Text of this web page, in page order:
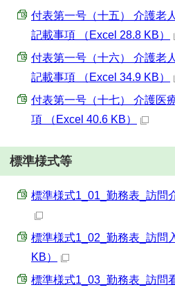
付表第一号（十五） 介護老
記載事項 （Excel 28.8 KB）
付表第一号（十六） 介護老
記載事項 （Excel 34.9 KB）
付表第一号（十七） 介護医
項 （Excel 40.6 KB）
標準様式等
標準様式1_01_勤務表_訪問
標準様式1_02_勤務表_訪問
KB）
標準様式1_03_勤務表_訪問